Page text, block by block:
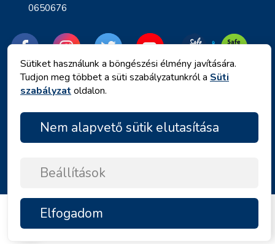
0650676
Copyright © 2026 by Angelina Tours d.o.o.
Sütiket használunk a böngészési élmény javítására.
Tudjon meg többet a süti szabályzatunkról a Süti
szabályzat oldalon.
Nem alapvető sütik elutasítása
Beállítások
Elfogadom